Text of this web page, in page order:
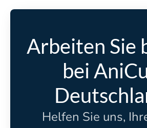
Arbeiten Sie
bei
Helfen Sie uns,